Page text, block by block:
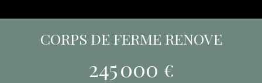
CORPS DE FERME RENOVE
245 000 €